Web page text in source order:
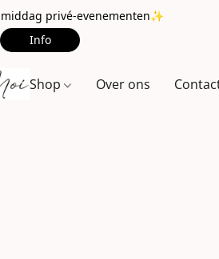
privé-evenementen✨
Info
Shop Over ons